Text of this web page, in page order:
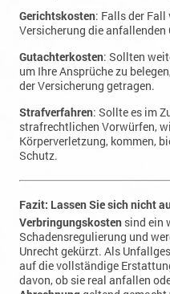
Gutachterkosten: Sollten
um Ihre Ansprüche zu
Strafverfahren: Sollte es im
strafrechtlichen Vorwürfen,
Schutz.
Verbringungskostensind ein
Schadensregulierung und
Unrecht gekürzt. Als
auf die vollständige
davon, ob sie real anfallen
Abrechnunggeltend
Hamburgsteht Ihnen zur
und gegen unrechtmäßige